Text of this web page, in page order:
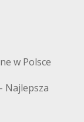
w Polsce
Najlepsza